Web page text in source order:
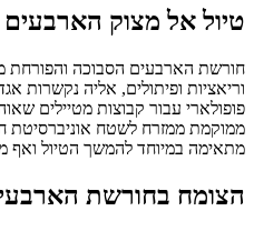
טיול אל מצוק
חורשת הארבעים הסבוכה והפורחת
וריאציות ופיתולים, אליה נקשרות
פופולארי עבור קבוצות מטיילים
ממוקמת ממזרח לשטח אוניברסיטת
מתאימה במיוחד להמשך הטיול ואף
הצומח בחורשת